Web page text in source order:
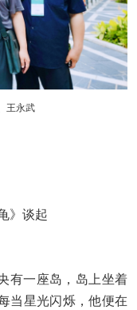
王永武
》谈起
一座岛，岛上坐着
当星光闪烁，他便在